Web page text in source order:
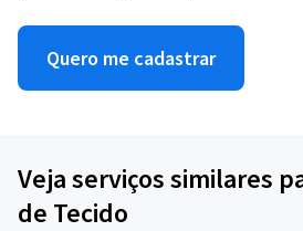
Quero me cadastrar
Veja serviços similares
de Tecido